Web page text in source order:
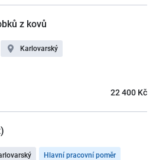
z kovů
Karlovarský
22 400 Kč
Hlavní pracovní poměr